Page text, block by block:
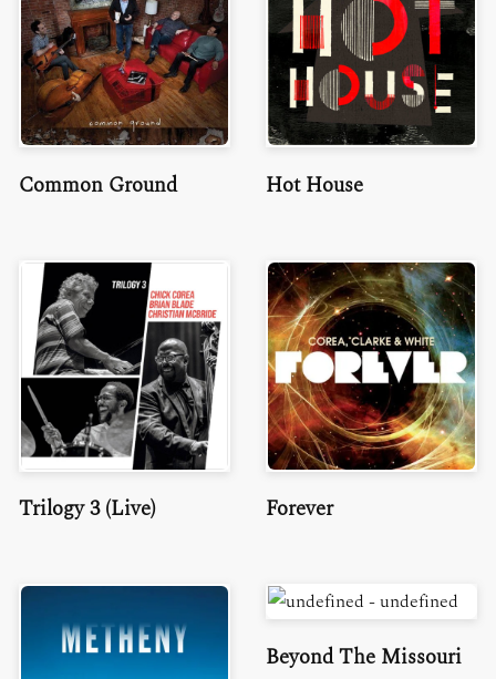
Common Ground Hot House
Trilogy 3 (Live) Forever
Beyond The Missouri